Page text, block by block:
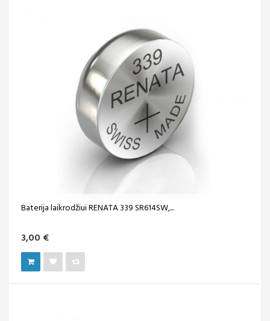
Baterija laikrodžiui RENATA 339 SR614SW,...
3,00 €